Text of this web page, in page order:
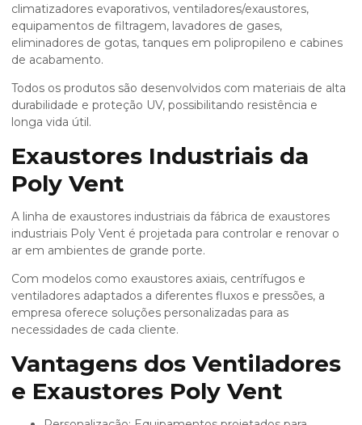
climatizadores evaporativos, ventiladores/exaustores,
equipamentos de filtragem, lavadores de gases,
eliminadores de gotas, tanques em polipropileno e cabines
de acabamento.
Todos os produtos são desenvolvidos com materiais de alta
durabilidade e proteção UV, possibilitando resistência e
longa vida útil.
Exaustores Industriais da
Poly Vent
A linha de exaustores industriais da fábrica de exaustores
industriais Poly Vent é projetada para controlar e renovar o
ar em ambientes de grande porte.
Com modelos como exaustores axiais, centrífugos e
ventiladores adaptados a diferentes fluxos e pressões, a
empresa oferece soluções personalizadas para as
necessidades de cada cliente.
Vantagens dos Ventiladores
e Exaustores Poly Vent